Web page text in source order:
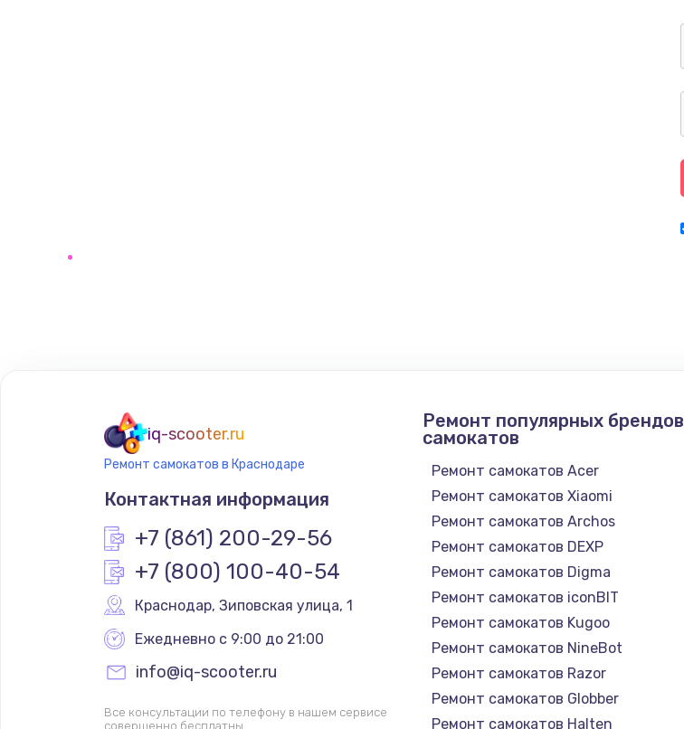
iq-scooter.ru
Ремонт самокатов в Краснодаре
Контактная информация
+7 (861) 200-29-56
+7 (800) 100-40-54
Краснодар, Зиповская улица, 1
Ежедневно с 9:00 до 21:00
info@iq-scooter.ru
Все консультации по телефону в нашем сервисе
совершенно бесплатны
Ремонт популярных брендов
самокатов
Ремонт самокатов Acer
Ремонт самокатов Xiaomi
Ремонт самокатов Archos
Ремонт самокатов DEXP
Ремонт самокатов Digma
Ремонт самокатов iconBIT
Ремонт самокатов Kugoo
Ремонт самокатов NineBot
Ремонт самокатов Razor
Ремонт самокатов Globber
Ремонт самокатов Halten